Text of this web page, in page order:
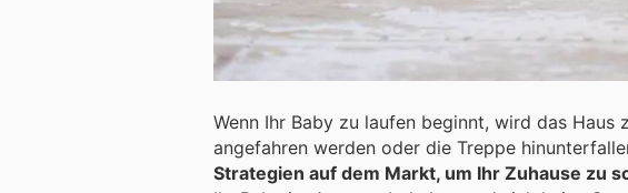
Wenn Ihr Baby zu laufen beginnt, wird das Haus
angefahren werden oder die Treppe
Strategien auf dem Markt, um Ihr Zuhause zu